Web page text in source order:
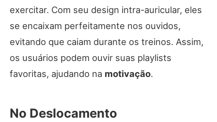
exercitar. Com seu design intra-auricular, eles
se encaixam perfeitamente nos ouvidos,
evitando que caiam durante os treinos. Assim,
os usuários podem ouvir suas playlists
favoritas, ajudando na motivação.
No Deslocamento